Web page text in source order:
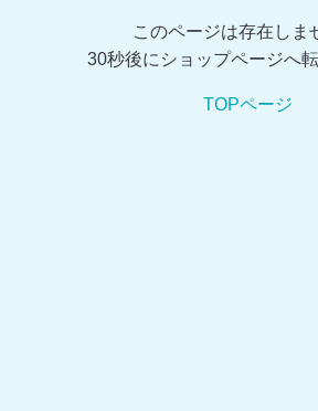
このページは存在しま
30秒後にショップページへ転
TOPページ